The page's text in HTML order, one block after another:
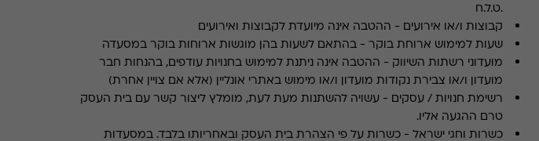
.ט.ל.ח
קבוצות ו/או אירועים - ההטבה אינה מיועדת לקבוצות ואירועים
שעות למימוש ארוחת בוקר - בהתאם לשעות בהן מוגשות ארוחות בוקר במסעדה
מועדוני רשתות השיווק - ההטבה אינה ניתנת למימוש בחנויות עודפים, בהנחות חבר
מועדון ו/או צבירת נקודות מועדון ו/או מימוש באתרי אונליין (אלא אם צויין אחרת)
רשימת חנויות / עסקים -עשויה להשתנות מעת לעת, מומלץ ליצור קשר עם בית העסק
טרם ההגעה אליו.
כשרות וחגי ישראל -כשרות על פי הצהרת בית העסק ובאחריותו בלבד. במסעדות